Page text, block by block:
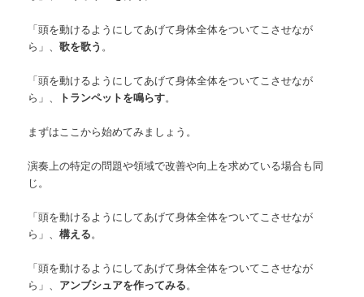
「頭を動けるようにしてあげて身体全体をついてこさせなが
ら」、歌を歌う 。
「頭を動けるようにしてあげて身体全体をついてこさせなが
ら」、
トランペットを鳴らす。
まずはここから始めてみましょう。
演奏上の特定の問題や領域で改善や向上を求めている場合も同
じ。
「頭を動けるようにしてあげて身体全体をついてこさせなが
ら」、構える。
「頭を動けるようにしてあげて身体全体をついてこさせなが
ら」、 アンブシュアを作ってみる。